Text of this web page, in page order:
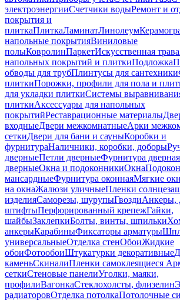
электроэнергииСчетчики водыРемонт и
покрытия и
плиткаПлиткаЛаминатЛинолеум
напольные покрытияВиниловые
полыКовролинПаркетИскусственная трава
напольных покрытий и плиткиПодложка
обводы для трубПлинтусы для сантехники
плиткиПорожки, профили для пола и
для укладки плиткиСистемы
плиткиАксессуары для напольных
покрытийРеставрационные материалы
входныеДвери межкомнатныеАрки
сеткиДвери для бани и сауныКоробки и
фурнитураНаличники, коробки, доборы
дверныеПетли дверныеФурнитура дверная
дверныеОкна и подоконникиОкна
мансардныеФурнитура оконнаяМягкие
на окнаЖалюзи уличныеПленки
изделияСаморезы, шурупыГвоздиАнкеры,
штифтыПерфорированный крепежГайки,
шайбыЗаклепкиБолты, винты, шпильки
анкерыКарабиныФиксаторы арматуры
универсальныеОтделка стенОбоиЖидкие
обоиФотообоиШтукатурки декоративные
каменьСкиналиПленки самоклеящиеся
сеткиСтеновые панелиУголки, маяки,
профилиВагонкаСтеклохолсты, флизелин
радиаторовОтделка потолкаПотолочные